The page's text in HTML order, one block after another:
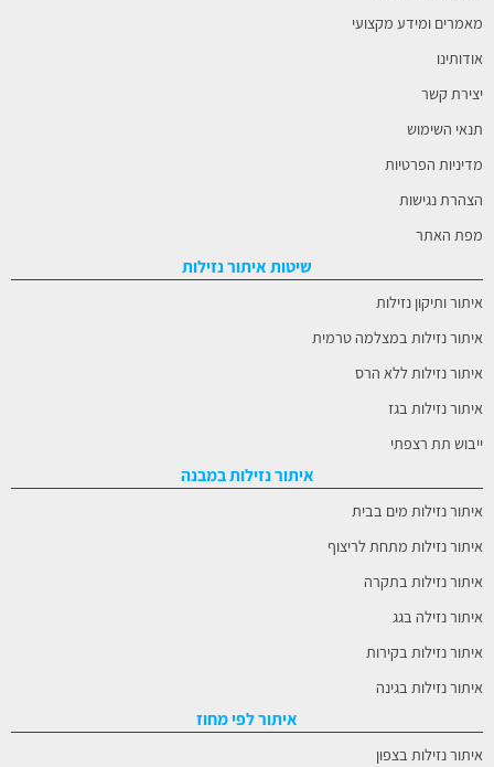
מאמרים ומידע מקצועי
אודותינו
יצירת קשר
תנאי השימוש
מדיניות הפרטיות
הצהרת נגישות
מפת האתר
שיטות איתור נזילות
איתור ותיקון נזילות
איתור נזילות במצלמה טרמית
איתור נזילות ללא הרס
איתור נזילות בגז
ייבוש תת רצפתי
איתור נזילות במבנה
איתור נזילות מים בבית
איתור נזילות מתחת לריצוף
איתור נזילות בתקרה
איתור נזילה בגג
איתור נזילות בקירות
איתור נזילות בגינה
איתור לפי מחוז
איתור נזילות בצפון